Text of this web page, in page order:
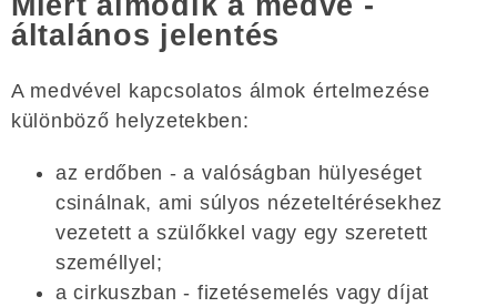
általános jelentés
A medvével kapcsolatos álmok értelmezése
különböző helyzetekben:
az erdőben - a valóságban hülyeséget
csinálnak, ami súlyos nézeteltérésekhez
vezetett a szülőkkel vagy egy szeretett
személlyel;
a cirkuszban - fizetésemelés vagy díjat